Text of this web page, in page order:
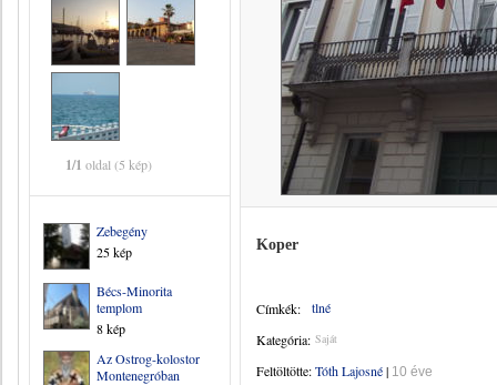
1/1 oldal (5 kép)
Zebegény
25 kép
Bécs-Minorita
templom
8 kép
Az Ostrog-kolostor
Montenegróban
Koper
Címkék:
tlné
Kategória: Saját
Feltöltötte:Tóth Lajosné| 10 éve